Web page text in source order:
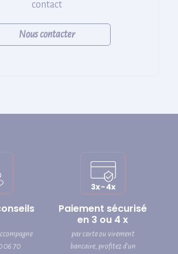
contact
Nous contacter
06 70
Paiement sécurisé
en 3 ou 4 x
par carte ou virement
bancaire, profitez d’un